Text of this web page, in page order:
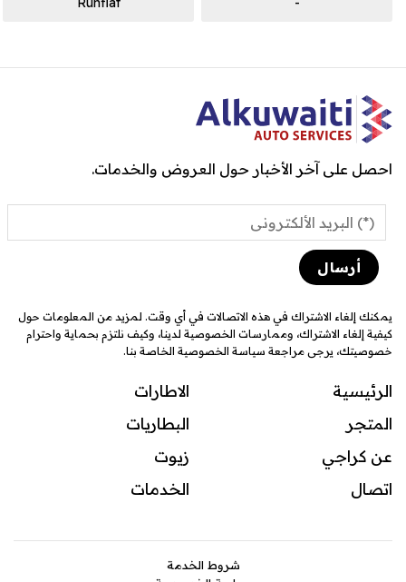
احصل على آخر الأخبار حول العروض والخدمات.
يمكنك إلغاء الاشتراك في هذه الاتصالات في أي وقت. لمزيد من المعلومات حول
كيفية إلغاء الاشتراك، وممارسات الخصوصية لدينا، وكيف نلتزم بحماية واحترام
خصوصيتك، يرجى مراجعة سياسة الخصوصية الخاصة بنا.
الرئيسية
المتجر
عن كراجي
اتصال
الاطارات
البطاريات
زيوت
الخدمات
شروط الخدمة